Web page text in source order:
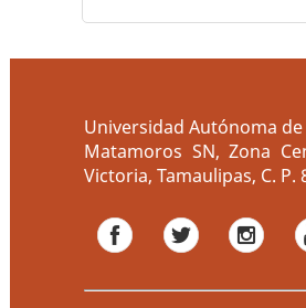
Universidad Autónoma de
Matamoros SN, Zona
Victoria, Tamaulipas, C. P.